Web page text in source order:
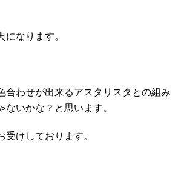
になります。
合わせが出来るアスタリスタとの組み
ないかな？と思います。
受けしております。